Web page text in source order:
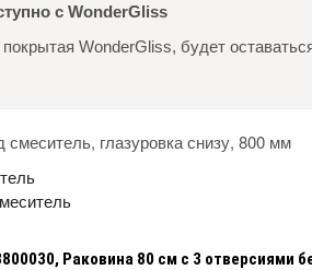
с WonderGliss
WonderGliss, будет
глазуровка снизу, 800 мм
Раковина 80 см с 3 отверсиями